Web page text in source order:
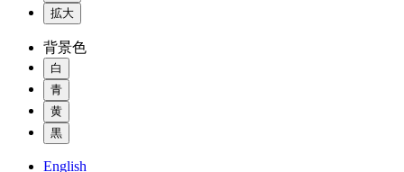
拡大
背景色
白
青
黄
黒
English